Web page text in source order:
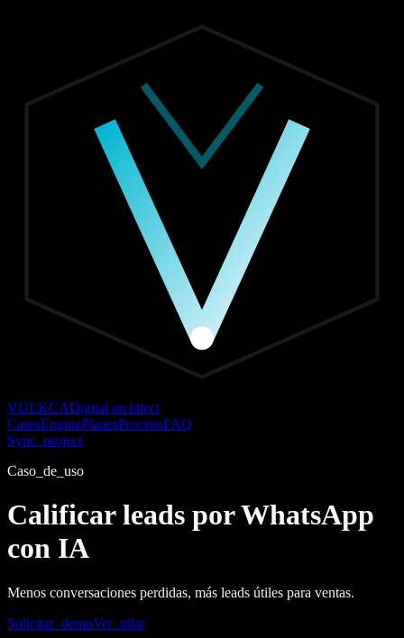
VULKCADigital architect
CasesEnginePlanesProcesoFAQ
Sync_project
Caso_de_uso
Calificar leads por WhatsApp
con IA
Menos conversaciones perdidas, más leads útiles para ventas.
Solicitar_demoVer_pilar